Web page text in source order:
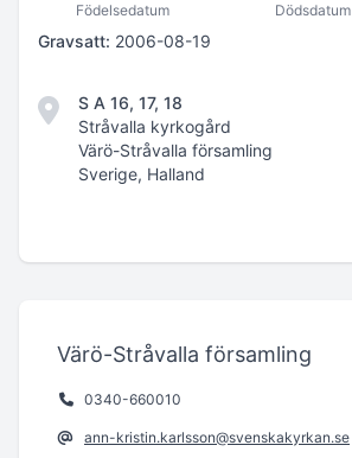
Födelsedatum Dödsdatum
Gravsatt: 2006-08-19
S A 16, 17, 18
Stråvalla kyrkogård
Värö-Stråvalla församling
Sverige, Halland
Värö-Stråvalla församling
0340-660010
ann-kristin.karlsson@svenskakyrkan.se